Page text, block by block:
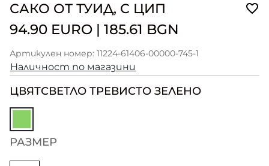
САКО ОТ ТУИД, С ЦИП
94.90 EURO | 185.61 BGN
Артикулен номер: 11224-61406-00000-745-1
Наличност по магазини
ЦВЯТСВЕТЛО ТРЕВИСТО ЗЕЛЕНО
РАЗМЕР